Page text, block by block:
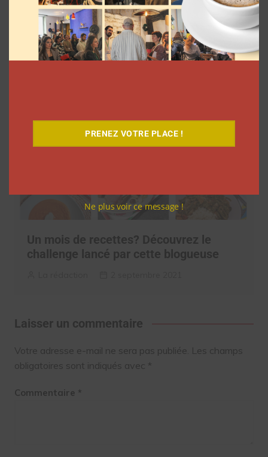
Comment cette blogueuse incite les
femmes au voyage
Myriam Roche 8 septembre 2021
Un mois de recettes? Découvrez le
challenge lancé par cette blogueuse
Laisser un commentaire
Votre adresse e-mail ne sera pas publiée. Les champs
obligatoires sont indiqués avec *
Commentaire *
PRENEZ VOTRE PLACE !
Ne plus voir ce message !